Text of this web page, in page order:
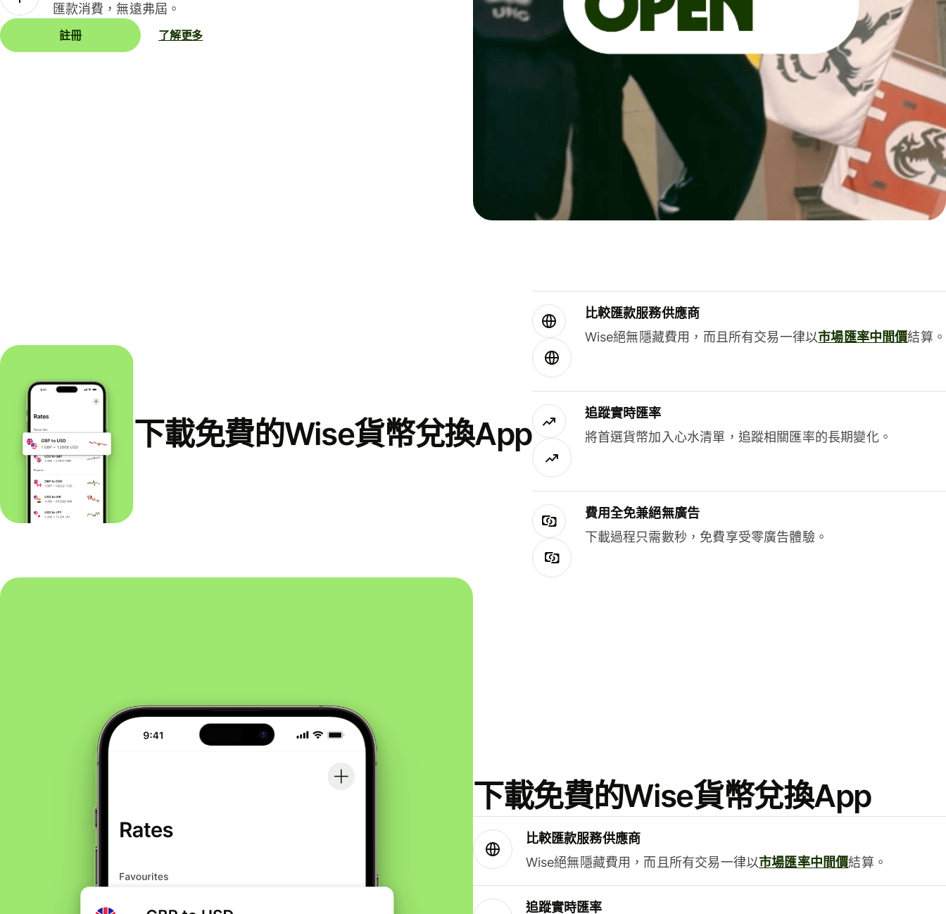
匯款消費，無遠弗屆。
註冊 了解更多
下載免費的Wise貨幣兌換App
比較匯款服務供應商
Wise絕無隱藏費用，而且所有交易一律以市場匯率中間價結算。
追蹤實時匯率
將首選貨幣加入心水清單，追蹤相關匯率的長期變化。
費用全免兼絕無廣告
下載過程只需數秒，免費享受零廣告體驗。
下載免費的Wise貨幣兌換App
比較匯款服務供應商
Wise絕無隱藏費用，而且所有交易一律以市場匯率中間價結算。
追蹤實時匯率